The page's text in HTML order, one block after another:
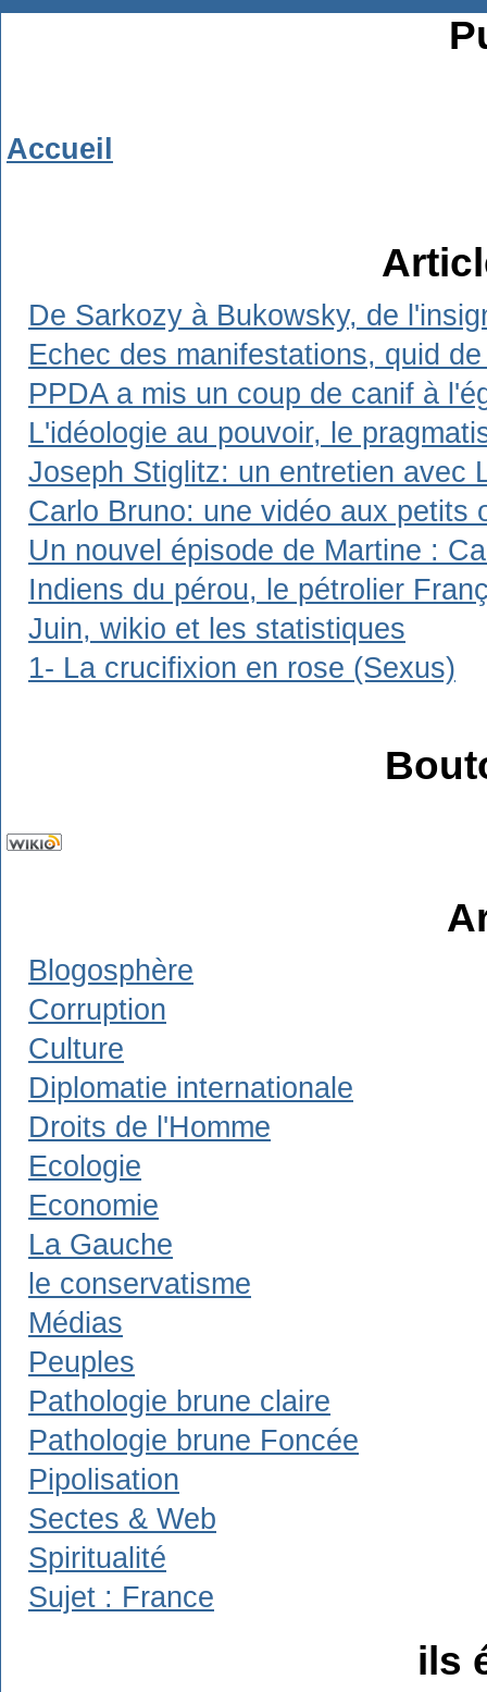
Accueil
De Sarkozy à Bukowsky, de
Echec des manifestations, quid
PPDA a mis un coup de canif à
L'idéologie au pouvoir, le
Joseph Stiglitz: un entretien avec
Carlo Bruno: une vidéo aux petits
Un nouvel épisode de Martine :
Indiens du pérou, le pétrolier
Juin, wikio et les statistiques
1- La crucifixion en rose (Sexus)
Blogosphère
Corruption
Culture
Diplomatie internationale
Droits de l'Homme
Ecologie
Economie
La Gauche
le conservatisme
Médias
Peuples
Pathologie brune claire
Pathologie brune Foncée
Pipolisation
Sectes & Web
Spiritualité
Sujet : France
ils